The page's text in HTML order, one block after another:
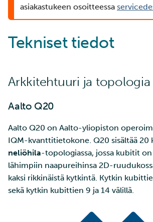
Jäsenten lisääminen
Palveluiden käyttöoikeuden
Projektisi hallinta
Laskentayksiköiden
hakeminen
Levykiintiöiden
kasvattaminen
Mahti-supertietokoneen
suuren osion käyttö
Suuri läpäisykyky
Interaktiivinen käyttö
Visual
Lisälukemista
välillä
asiakastukeen osoitteessa
Tekniset tiedot
Arkkitehtuuri ja topologia
Aalto Q20
Aalto Q20 on Aalto-yliopiston
IQM-kvanttitietokone. Q20 sisältää 20
neliöhila-topologiassa, jossa kubitit
lähimpiin naapureihinsa 2D-
kaksi rikkinäistä kytkintä. Kytkin
sekä kytkin kubittien 9 ja 14 välillä.